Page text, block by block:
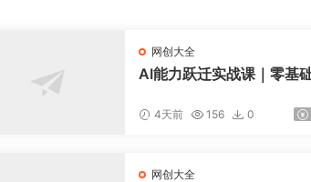
网创大全
AI能力跃迁实战课｜零基
+智能体自动化全落地教学
4天前 156 0
网创大全